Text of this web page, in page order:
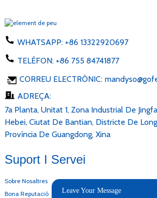
WHATSAPP: +86 13322920697
TELÈFON: +86 755 84741877
CORREU ELECTRÒNIC:
ADREÇA:
7a Planta, Unitat 1, Zona Industrial De
Hebei, Ciutat De Bantian, Districte De
Província De Guangdong, Xina
Suport I Servei
Sobre Nosaltres
Bona Reputació
Leave Your Message